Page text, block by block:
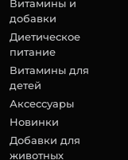
Витамины и
добавки
Диетическое
питание
Витамины для
детей
Аксессуары
Новинки
Добавки для
животных